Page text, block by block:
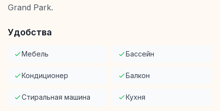
Grand Park.
Удобства
Мебель Бассейн
Кондиционер Балкон
Стиральная машина Кухня